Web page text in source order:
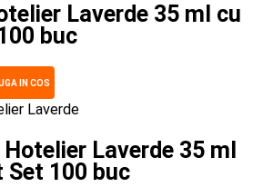
Laverde 35 ml cu
buc
IN COS
Laverde 35 ml
Set 100 buc